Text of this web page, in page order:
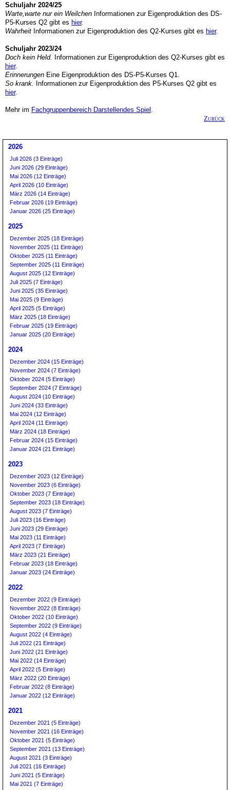
Schuljahr 2024/25
Warte,warte nur ein Weilchen Informationen zur Eigenproduktion des DS-
P5-Kurses Q2 gibt es hier.
Wahrheit Informationen zur Eigenproduktion des Q2-Kurses gibt es hier.
Schuljahr 2023/24
Doch kein Held.
Informationen zur Eigenproduktion des Q2-Kurses gibt es
hier.
Erinnerungen Eine Eigenproduktion des DS-P5-Kurses Q1.
So krank.
Informationen zur Eigenproduktion des P5-Kurses Q2 gibt es
hier.
Mehr im Fachgruppenbereich Darstellendes Spiel
Zurück
2026
Juli 2026 (3 Einträge)
Juni 2026 (29 Einträge)
Mai 2026 (12 Einträge)
April 2026 (10 Einträge)
März 2026 (14 Einträge)
Februar 2026 (19 Einträge)
Januar 2026 (25 Einträge)
2025
Dezember 2025 (18 Einträge)
November 2025 (11 Einträge)
Oktober 2025 (11 Einträge)
September 2025 (11 Einträge)
August 2025 (12 Einträge)
Juli 2025 (7 Einträge)
Juni 2025 (35 Einträge)
Mai 2025 (9 Einträge)
April 2025 (5 Einträge)
März 2025 (18 Einträge)
Februar 2025 (19 Einträge)
Januar 2025 (20 Einträge)
2024
Dezember 2024 (15 Einträge)
November 2024 (7 Einträge)
Oktober 2024 (5 Einträge)
September 2024 (7 Einträge)
August 2024 (10 Einträge)
Juni 2024 (33 Einträge)
Mai 2024 (12 Einträge)
April 2024 (11 Einträge)
März 2024 (18 Einträge)
Februar 2024 (15 Einträge)
Januar 2024 (21 Einträge)
2023
Dezember 2023 (12 Einträge)
November 2023 (6 Einträge)
Oktober 2023 (7 Einträge)
September 2023 (18 Einträge)
August 2023 (7 Einträge)
Juli 2023 (16 Einträge)
Juni 2023 (29 Einträge)
Mai 2023 (11 Einträge)
April 2023 (7 Einträge)
März 2023 (21 Einträge)
Februar 2023 (18 Einträge)
Januar 2023 (24 Einträge)
2022
Dezember 2022 (9 Einträge)
November 2022 (8 Einträge)
Oktober 2022 (10 Einträge)
September 2022 (9 Einträge)
August 2022 (4 Einträge)
Juli 2022 (21 Einträge)
Juni 2022 (21 Einträge)
Mai 2022 (14 Einträge)
April 2022 (5 Einträge)
März 2022 (20 Einträge)
Februar 2022 (8 Einträge)
Januar 2022 (12 Einträge)
2021
Dezember 2021 (5 Einträge)
November 2021 (16 Einträge)
Oktober 2021 (5 Einträge)
September 2021 (13 Einträge)
August 2021 (3 Einträge)
Juli 2021 (16 Einträge)
Juni 2021 (5 Einträge)
Mai 2021 (7 Einträge)